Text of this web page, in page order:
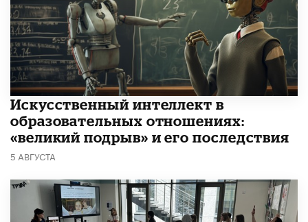
​Искусственный интеллект в
образовательных отношениях:
«великий подрыв» и его последствия
5 АВГУСТА